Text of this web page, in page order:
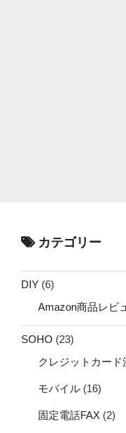
カテゴリー
DIY (6)
Amazon商品レビ
SOHO (23)
クレジットカード
モバイル (16)
固定電話FAX (2)